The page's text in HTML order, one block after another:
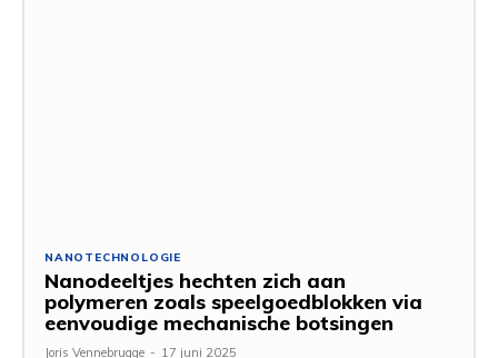
NANOTECHNOLOGIE
Nanodeeltjes hechten zich aan
polymeren zoals speelgoedblokken via
eenvoudige mechanische botsingen
Joris Vennebrugge - 17 juni 2025